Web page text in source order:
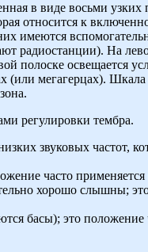
в виде восьми узких
относится к
имеются
радиостанции). На
полоске освещается
(или мегагерцах).
регулировки тембра.
звуковых частот,
часто
хорошо слышны;
басы); это положение